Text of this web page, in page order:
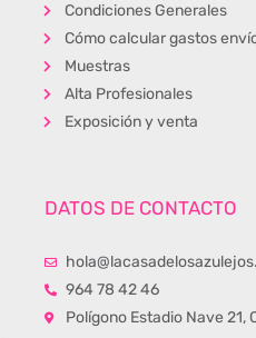
Condiciones Generales
Cómo calcular gastos
Muestras
Alta Profesionales
Exposición y venta
DATOS DE CONTACTO
964 78 42 46
Polígono Estadio Nave 21,